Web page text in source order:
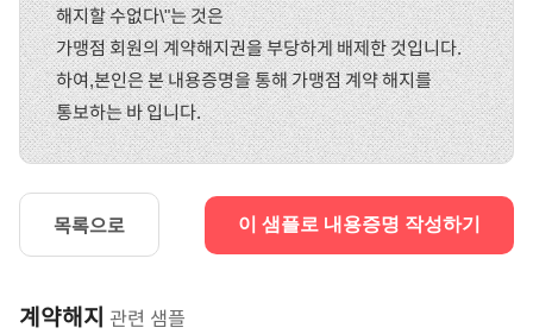
해지할 수없다\"는 것은
가맹점 회원의 계약해지권을 부당하게 배제한 것입니다.
하여,본인은 본 내용증명을 통해 가맹점 계약 해지를
통보하는 바 입니다.
목록으로 이 샘플로 내용증명 작성하기
계약해지 관련 샘플